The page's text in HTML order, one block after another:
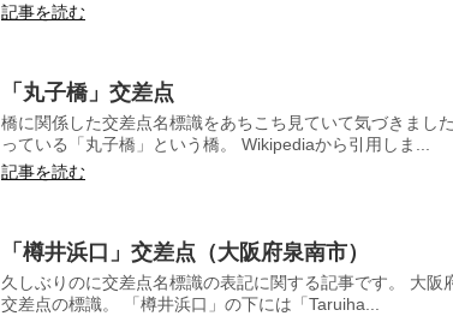
記事を読む
「丸子橋」交差点
橋に関係した交差点名標識をあちこち見ていて気づきまし
っている「丸子橋」という橋。 Wikipediaから引用しま...
記事を読む
「樽井浜口」交差点（大阪府泉南市）
久しぶりのに交差点名標識の表記に関する記事です。 大阪
交差点の標識。 「樽井浜口」の下には「Taruiha...